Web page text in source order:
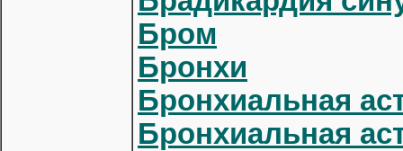
Бром
Бронхи
Бронхиальная
Бронхиальная